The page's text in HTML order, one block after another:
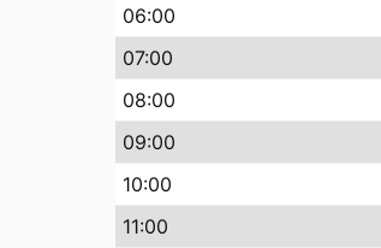
06:00
07:00
08:00
09:00
10:00
11:00